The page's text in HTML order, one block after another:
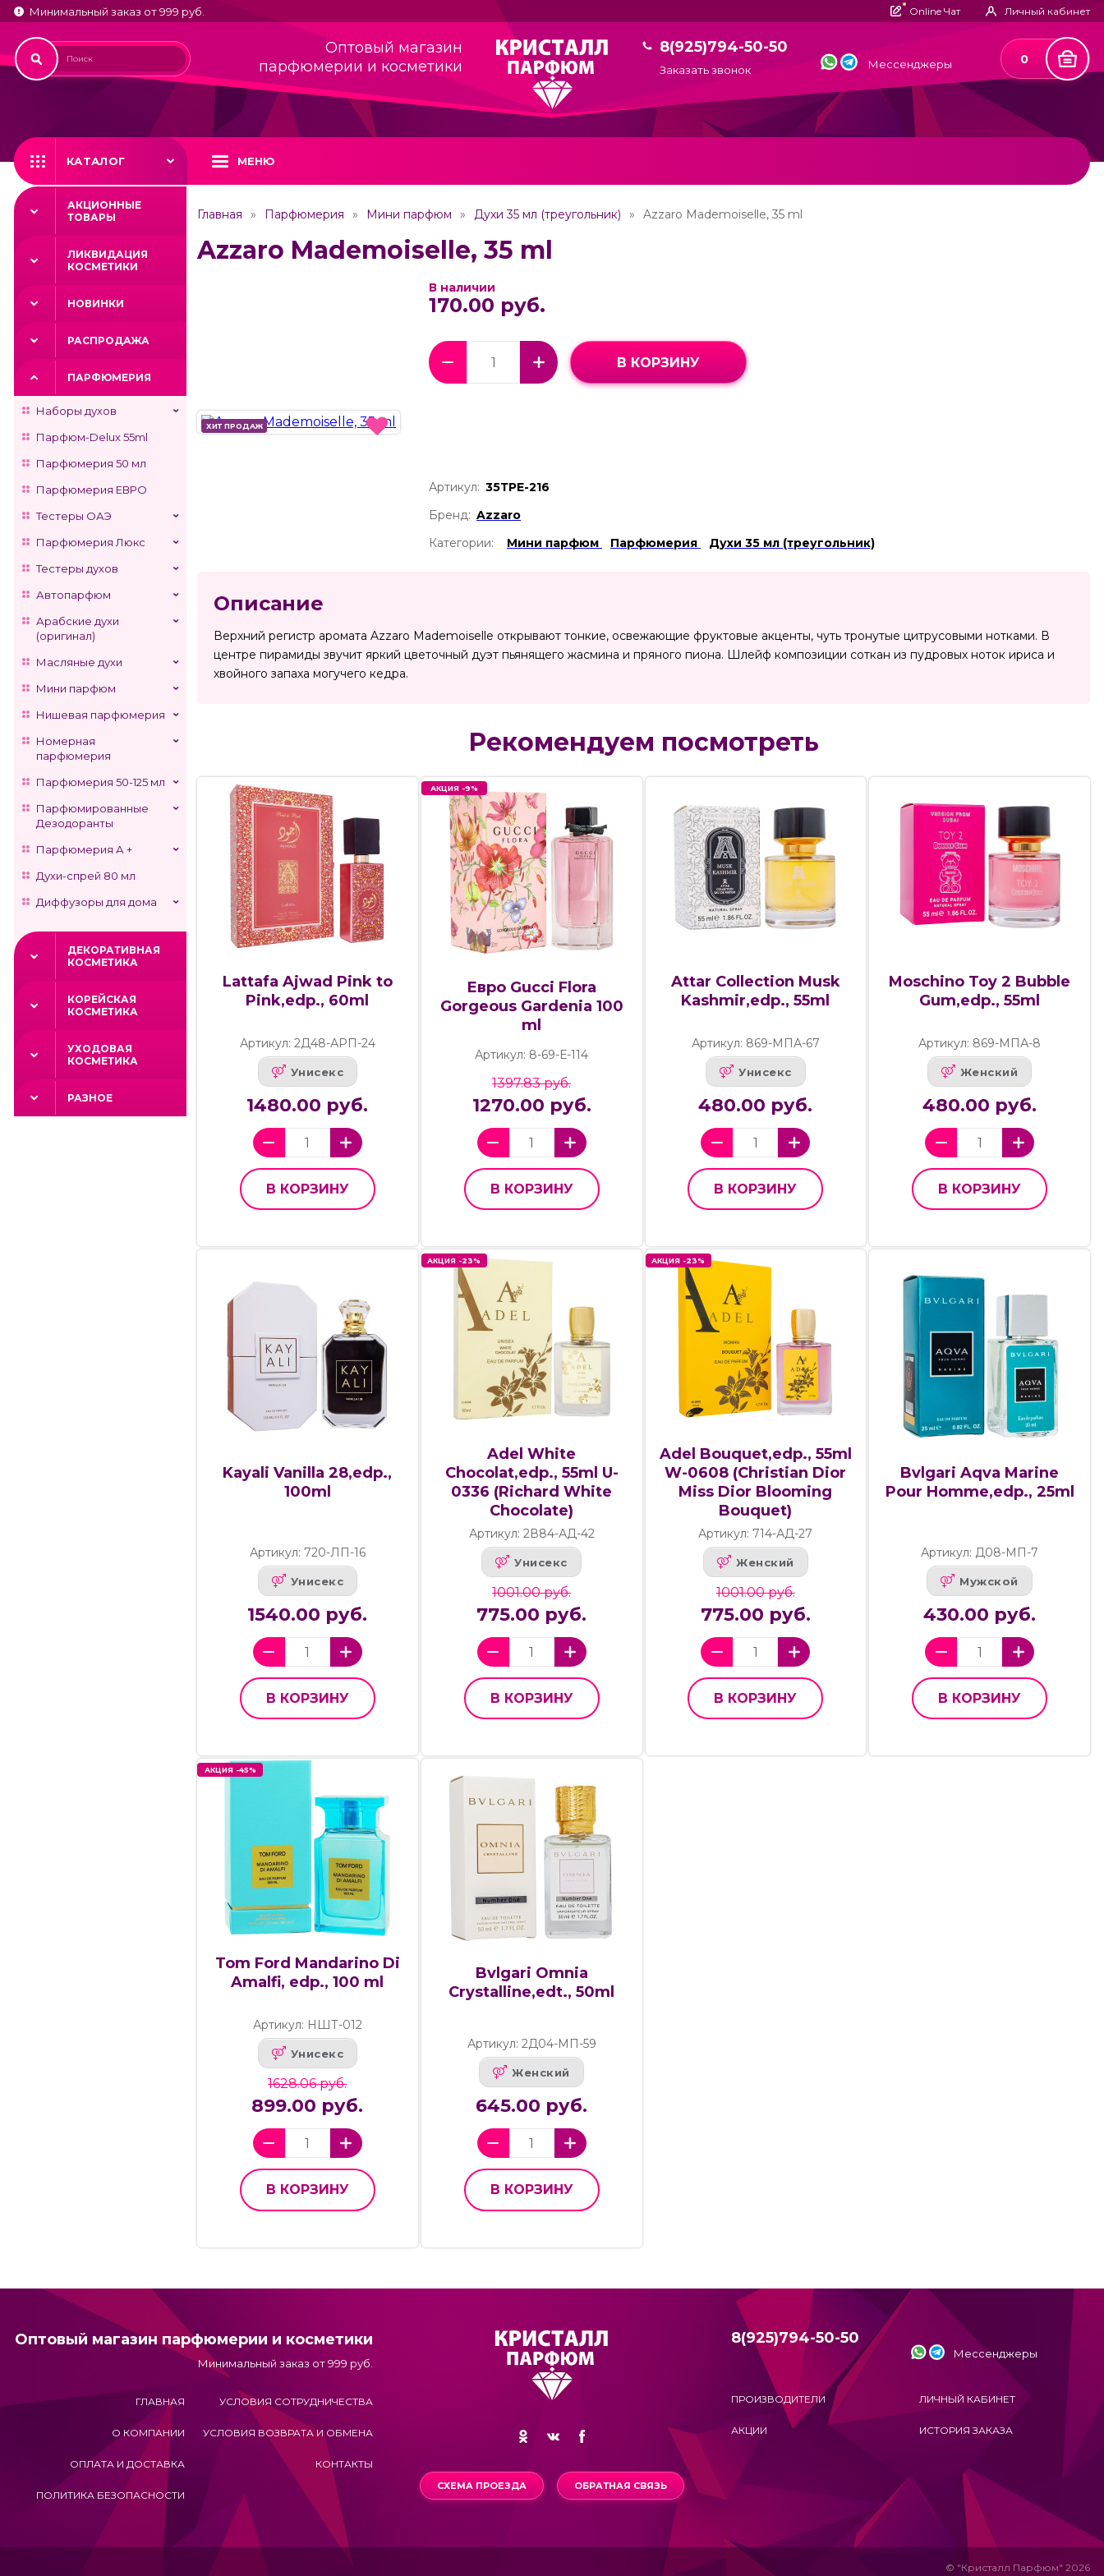
Минимальный заказ от 999 руб. Online Чат Личный кабинет
Оптовый магазин
парфюмерии и косметики
8(925)794-50-50
Заказать звонок Мессенджеры 0
КАТАЛОГ МЕНЮ
АКЦИОННЫЕ
ТОВАРЫ
ЛИКВИДАЦИЯ
КОСМЕТИКИ
НОВИНКИ
РАСПРОДАЖА
ПАРФЮМЕРИЯ
Наборы духов
Парфюм-Delux 55ml
Парфюмерия 50 мл
Парфюмерия ЕВРО
Тестеры ОАЭ
Парфюмерия Люкс
Тестеры духов
Автопарфюм
Арабские духи
(оригинал)
Масляные духи
Мини парфюм
Нишевая парфюмерия
Номерная
парфюмерия
Парфюмерия 50-125 мл
Парфюмированные
Дезодоранты
Парфюмерия А +
Духи-спрей 80 мл
Диффузоры для дома
ДЕКОРАТИВНАЯ
КОСМЕТИКА
КОРЕЙСКАЯ
КОСМЕТИКА
УХОДОВАЯ
КОСМЕТИКА
РАЗНОЕ
Главная Парфюмерия Мини парфюм Духи 35 мл (треугольник) Azzaro Mademoiselle, 35 ml
Azzaro Mademoiselle, 35 ml
ХИТ ПРОДАЖ
ХИТ ПРОДАЖ
В наличии
170.00 руб.
В КОРЗИНУ
Артикул: 35ТРЕ-216
Бренд: Azzaro
Категории:
Мини парфюм Парфюмерия Духи 35 мл (треугольник)
Описание
Верхний регистр аромата Azzaro Mademoiselle открывают тонкие, освежающие фруктовые акценты, чуть тронутые цитрусовыми нотками. В
центре пирамиды звучит яркий цветочный дуэт пьянящего жасмина и пряного пиона. Шлейф композиции соткан из пудровых ноток ириса и
хвойного запаха могучего кедра.
Рекомендуем посмотреть
Lattafa Ajwad Pink to
Pink,edp., 60ml
Артикул: 2Д48-АРП-24
Унисекс
1480.00 руб.
В КОРЗИНУ
АКЦИЯ -9%
Евро Gucci Flora
Gorgeous Gardenia 100
ml
Артикул: 8-69-Е-114
1397.83 руб.
1270.00 руб.
В КОРЗИНУ
Attar Collection Musk
Kashmir,edp., 55ml
Артикул: 869-МПА-67
Унисекс
480.00 руб.
В КОРЗИНУ
Moschino Toy 2 Bubble
Gum,edp., 55ml
Артикул: 869-МПА-8
Женский
480.00 руб.
В КОРЗИНУ
Kayali Vanilla 28,edp.,
100ml
Артикул: 720-ЛП-16
Унисекс
1540.00 руб.
В КОРЗИНУ
АКЦИЯ -23%
Adel White
Chocolat,edp., 55ml U-
0336 (Richard White
Chocolate)
Артикул: 2В84-АД-42
Унисекс
1001.00 руб.
775.00 руб.
В КОРЗИНУ
АКЦИЯ -23%
Adel Bouquet,edp., 55ml
W-0608 (Christian Dior
Miss Dior Blooming
Bouquet)
Артикул: 714-АД-27
Женский
1001.00 руб.
775.00 руб.
В КОРЗИНУ
Bvlgari Aqva Marine
Pour Homme,edp., 25ml
Артикул: Д08-МП-7
Мужской
430.00 руб.
В КОРЗИНУ
АКЦИЯ -45%
Tom Ford Mandarino Di
Amalfi, edp., 100 ml
Артикул: НШТ-012
Унисекс
1628.06 руб.
899.00 руб.
В КОРЗИНУ
Bvlgari Omnia
Crystalline,edt., 50ml
Артикул: 2Д04-МП-59
Женский
645.00 руб.
В КОРЗИНУ
Оптовый магазин парфюмерии и косметики
Минимальный заказ от 999 руб.
ГЛАВНАЯ
О КОМПАНИИ
ОПЛАТА И ДОСТАВКА
ПОЛИТИКА БЕЗОПАСНОСТИ
УСЛОВИЯ СОТРУДНИЧЕСТВА
УСЛОВИЯ ВОЗВРАТА И ОБМЕНА
КОНТАКТЫ
СХЕМА ПРОЕЗДА ОБРАТНАЯ СВЯЗЬ
8(925)794-50-50
Мессенджеры
ПРОИЗВОДИТЕЛИ
АКЦИИ
ЛИЧНЫЙ КАБИНЕТ
ИСТОРИЯ ЗАКАЗА
© "Кристалл Парфюм" 2026